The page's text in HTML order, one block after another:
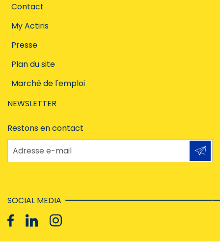
Contact
My Actiris
Presse
Plan du site
Marché de l'emploi
NEWSLETTER
Restons en contact
Adresse e-mail
SOCIAL MEDIA